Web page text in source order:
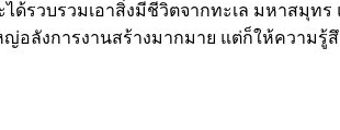
รวบรวมเอาสิ่งมีชีวิตจากทะเล มหาสมุท
ลังการงานสร้างมากมาย แต่ก็ให้ความรู้